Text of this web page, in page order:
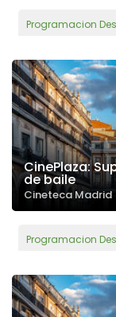
Programacion
CinePlaza:
de baile
Cineteca Madrid
Programacion